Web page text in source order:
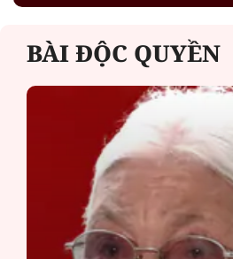
BÀI ĐỘC QUYỀN